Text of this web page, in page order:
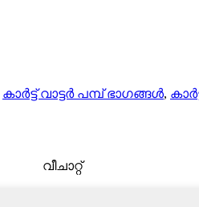
കാർട്ട് വാട്ടർ പമ്പ് ഭാഗങ്ങൾ,
വീചാറ്റ്